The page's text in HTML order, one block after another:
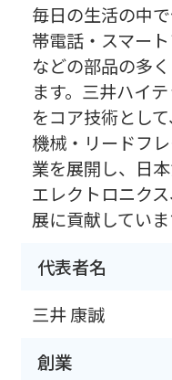
毎日の生活の中
帯電話・スマー
などの部品の多
ます。三井ハイ
をコア技術とし
機械・リードフ
業を展開し、日
エレクトロニク
展に貢献していま
代表者名
三井 康誠
創業